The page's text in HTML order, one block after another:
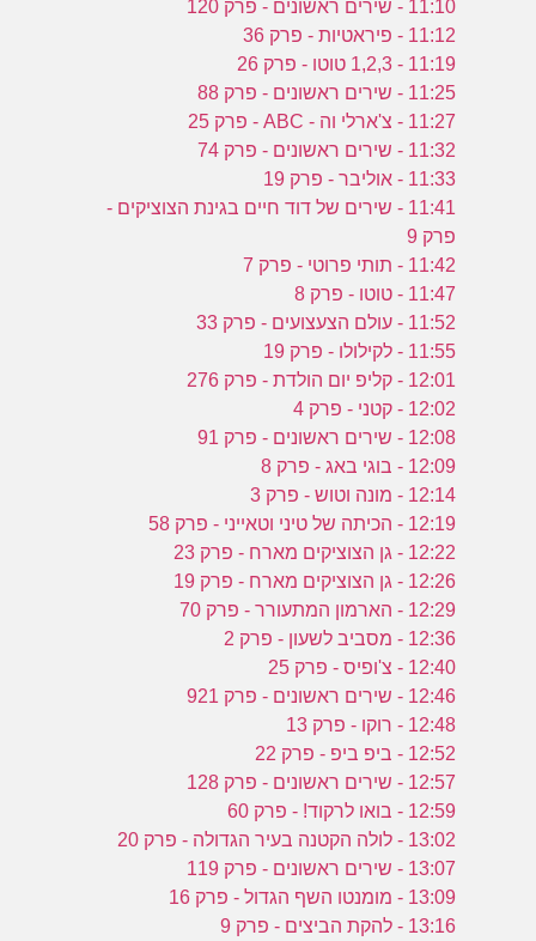
11:10 - שירים ראשונים - פרק 120
11:12 - פיראטיות - פרק 36
11:19 - 1,2,3 טוטו - פרק 26
11:25 - שירים ראשונים - פרק 88
11:27 - צ'ארלי וה - ABC - פרק 25
11:32 - שירים ראשונים - פרק 74
11:33 - אוליבר - פרק 19
11:41 - שירים של דוד חיים בגינת הצוציקים -
פרק 9
11:42 - תותי פרוטי - פרק 7
11:47 - טוטו - פרק 8
11:52 - עולם הצעצועים - פרק 33
11:55 - לקילולו - פרק 19
12:01 - קליפ יום הולדת - פרק 276
12:02 - קטני - פרק 4
12:08 - שירים ראשונים - פרק 91
12:09 - בוגי באג - פרק 8
12:14 - מונה וטוש - פרק 3
12:19 - הכיתה של טיני וטאייני - פרק 58
12:22 - גן הצוציקים מארח - פרק 23
12:26 - גן הצוציקים מארח - פרק 19
12:29 - הארמון המתעורר - פרק 70
12:36 - מסביב לשעון - פרק 2
12:40 - צ'ופיס - פרק 25
12:46 - שירים ראשונים - פרק 921
12:48 - רוקו - פרק 13
12:52 - ביפ ביפ - פרק 22
12:57 - שירים ראשונים - פרק 128
12:59 - בואו לרקוד! - פרק 60
13:02 - לולה הקטנה בעיר הגדולה - פרק 20
13:07 - שירים ראשונים - פרק 119
13:09 - מומנטו השף הגדול - פרק 16
13:16 - להקת הביצים - פרק 9